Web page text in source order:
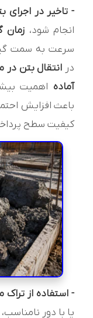
- تاخير در اجرای
انجام شود،
سرعت به سمت
در انتقال بتن
آماده اهمیت
باعث افزایش
کیفیت سطح
- استفاده از
يا با دور